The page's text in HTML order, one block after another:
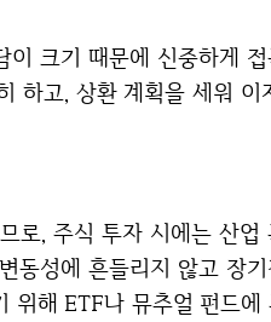
크기 때문에 신중하게
하고, 상환 계획을 세워 이
로, 주식 투자 시에는 산업
동성에 흔들리지 않고 장
위해 ETF나 뮤추얼 펀드에